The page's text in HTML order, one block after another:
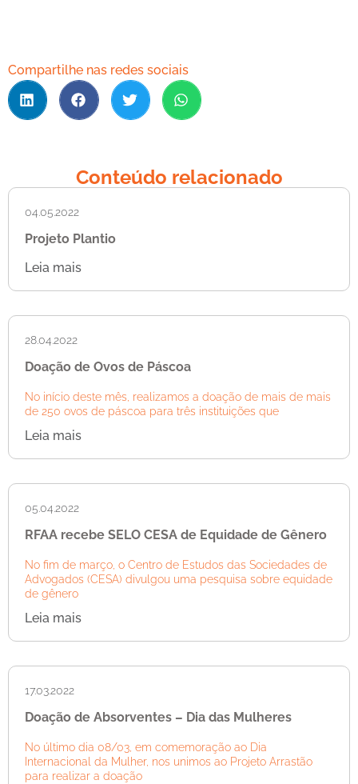
Compartilhe nas redes sociais
Conteúdo relacionado
04.05.2022
Projeto Plantio
Leia mais
28.04.2022
Doação de Ovos de Páscoa
No início deste mês, realizamos a doação de mais de mais
de 250 ovos de páscoa para três instituições que
Leia mais
05.04.2022
RFAA recebe SELO CESA de Equidade de Gênero
No fim de março, o Centro de Estudos das Sociedades de
Advogados (CESA) divulgou uma pesquisa sobre equidade
de gênero
Leia mais
17.03.2022
Doação de Absorventes – Dia das Mulheres
No último dia 08/03, em comemoração ao Dia
Internacional da Mulher, nos unimos ao Projeto Arrastão
para realizar a doação